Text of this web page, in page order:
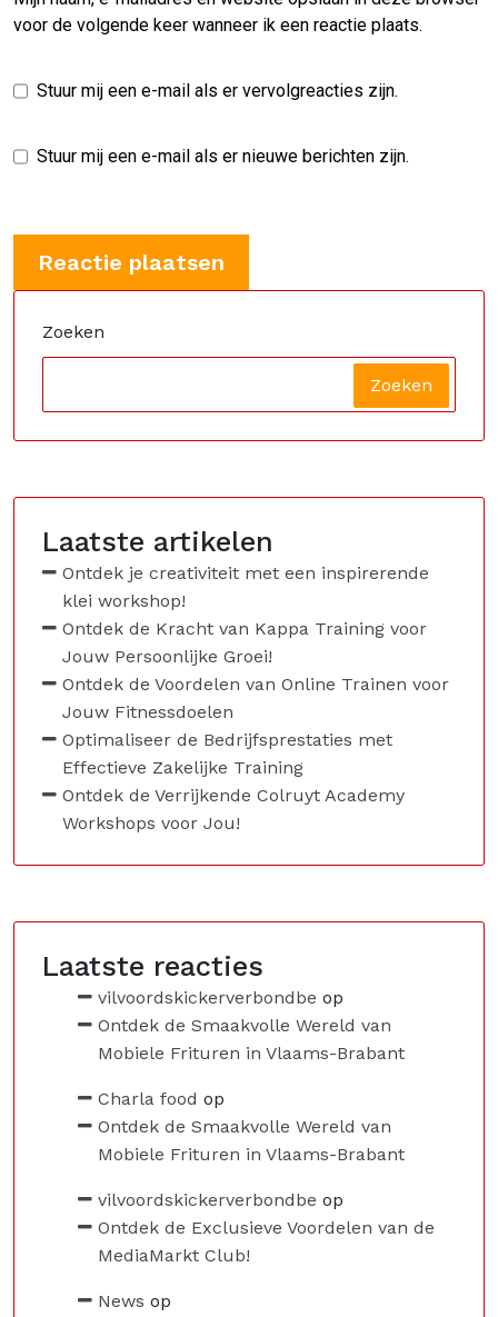
voor de volgende keer wanneer ik een reactie plaats.
Stuur mij een e-mail als er vervolgreacties zijn.
Stuur mij een e-mail als er nieuwe berichten zijn.
Zoeken
Zoeken
Laatste artikelen
Ontdek je creativiteit met een inspirerende
klei workshop!
Ontdek de Kracht van Kappa Training voor
Jouw Persoonlijke Groei!
Ontdek de Voordelen van Online Trainen voor
Jouw Fitnessdoelen
Optimaliseer de Bedrijfsprestaties met
Effectieve Zakelijke Training
Ontdek de Verrijkende Colruyt Academy
Workshops voor Jou!
Laatste reacties
vilvoordskickerverbondbe op
Ontdek de Smaakvolle Wereld van
Mobiele Frituren in Vlaams-Brabant
Charla food op
Ontdek de Smaakvolle Wereld van
Mobiele Frituren in Vlaams-Brabant
vilvoordskickerverbondbe op
Ontdek de Exclusieve Voordelen van de
MediaMarkt Club!
News op